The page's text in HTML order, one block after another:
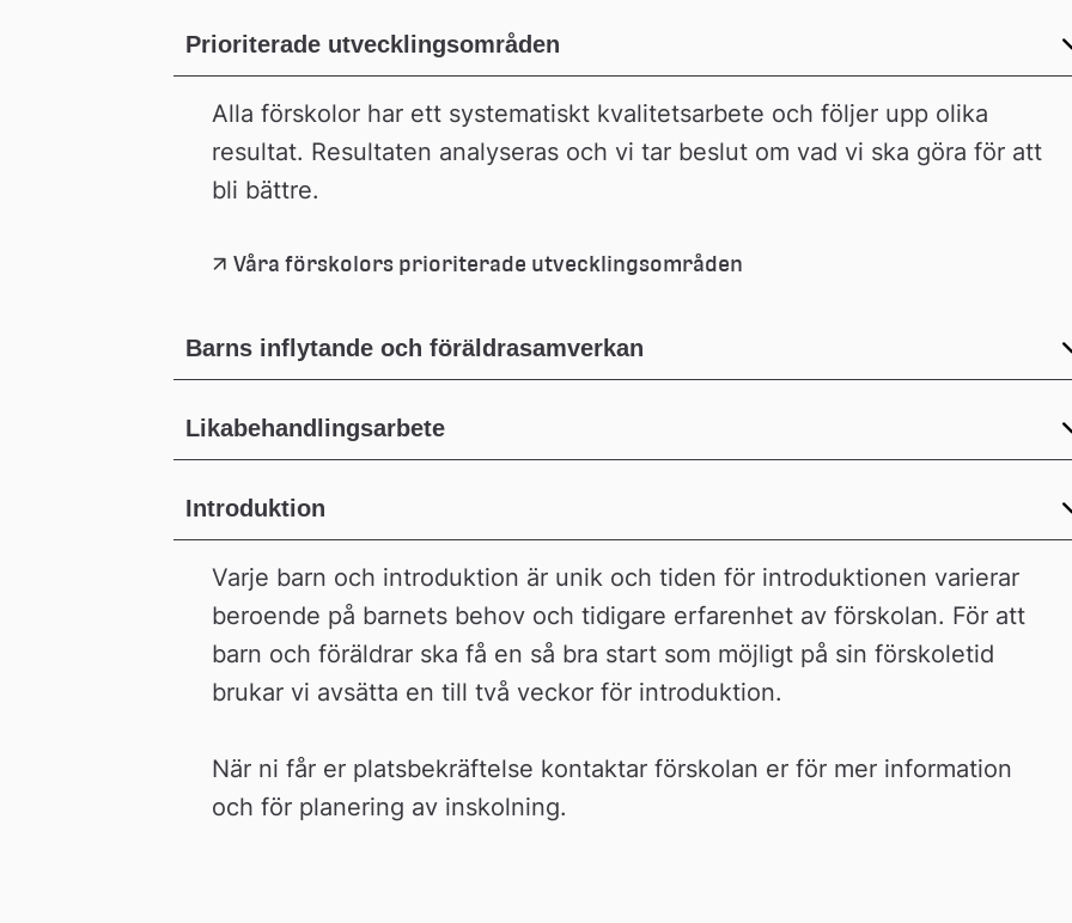
Prioriterade utvecklingsområden
Alla förskolor har ett systematiskt kvalitetsarbete och följer upp olika
resultat. Resultaten analyseras och vi tar beslut om vad vi ska göra för att
bli bättre.
Våra förskolors prioriterade utvecklingsområden
Barns inflytande och föräldrasamverkan
Likabehandlingsarbete
Introduktion
Varje barn och introduktion är unik och tiden för introduktionen varierar
beroende på barnets behov och tidigare erfarenhet av förskolan. För att
barn och föräldrar ska få en så bra start som möjligt på sin förskoletid
brukar vi avsätta en till två veckor för introduktion.
När ni får er platsbekräftelse kontaktar förskolan er för mer information
och för planering av inskolning.